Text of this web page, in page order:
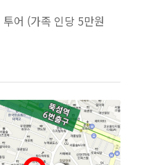
어 (가족 인당 5만원